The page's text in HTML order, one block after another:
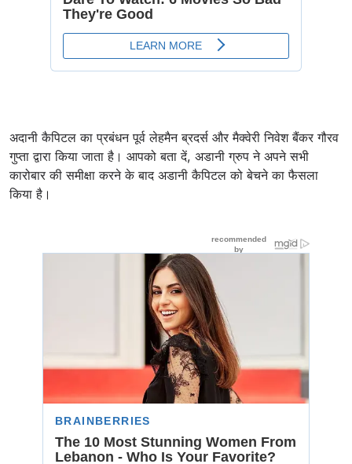
अदानी कैपिटल का प्रबंधन पूर्व लेहमैन ब्रदर्स और मैक्वेरी निवेश बैंकर गौरव
गुप्ता द्वारा किया जाता है। आपको बता दें, अडानी ग्रुप ने अपने सभी
कारोबार की समीक्षा करने के बाद अडानी कैपिटल को बेचने का फैसला
किया है।